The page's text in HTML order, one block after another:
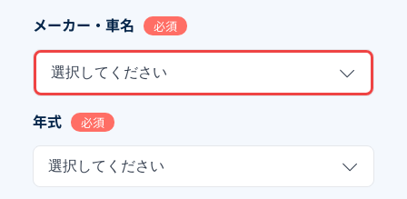
メーカー・車名 必須
選択してください
年式 必須
選択してください